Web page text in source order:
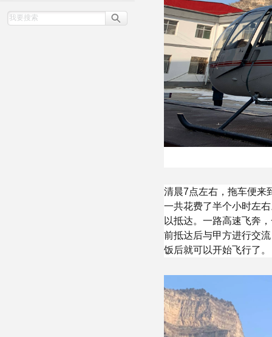
清晨7点左右，拖车便来
一共花费了半个小时左
以抵达。一路高速飞奔
前抵达后与甲方进行交
饭后就可以开始飞行了。